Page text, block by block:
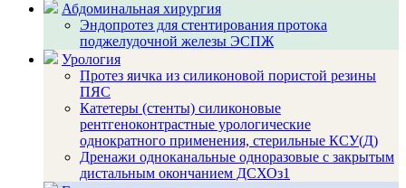
Абдоминальная хирургия
Эндопротез для стентирования протока
поджелудочной железы ЭСПЖ
Урология
Протез яичка из силиконовой пористой резины
ПЯС
Катетеры (стенты) силиконовые
рентгеноконтрастные урологические
однократного применения, стерильные КСУ(Д)
Дренажи одноканальные одноразовые с закрытым
дистальным окончанием ДСХОз1